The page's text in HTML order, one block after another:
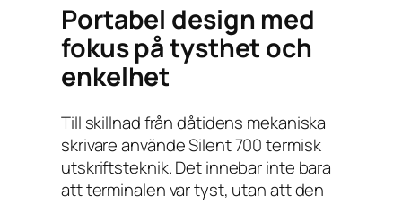
Portabel design med
fokus på tysthet och
enkelhet
Till skillnad från dåtidens mekaniska
skrivare använde Silent 700 termisk
utskriftsteknik. Det innebar inte bara
att terminalen var tyst, utan att den